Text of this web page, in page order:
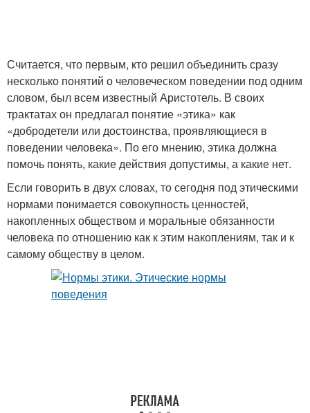
Считается, что первым, кто решил объединить сразу
несколько понятий о человеческом поведении под одним
словом, был всем известный Аристотель. В своих
трактатах он предлагал понятие «этика» как
«добродетели или достоинства, проявляющиеся в
поведении человека». По его мнению, этика должна
помочь понять, какие действия допустимы, а какие нет.
Если говорить в двух словах, то сегодня под этическими
нормами понимается совокупность ценностей,
накопленных обществом и моральные обязанности
человека по отношению как к этим накоплениям, так и к
самому обществу в целом.